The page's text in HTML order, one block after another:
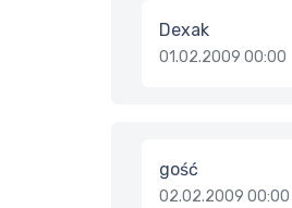
Dexak
01.02.2009 00:00
gość
02.02.2009 00:00